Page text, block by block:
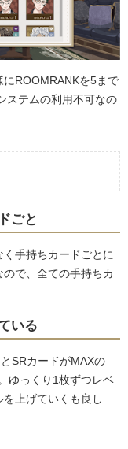
ROOMRANKを5まで
ステムの利用不可なの
ごと
手持ちカードごとに
で、全ての手持ちカ
いる
SRカードがMAXの
ゆっくり1枚ずつレベ
上げていくも良し